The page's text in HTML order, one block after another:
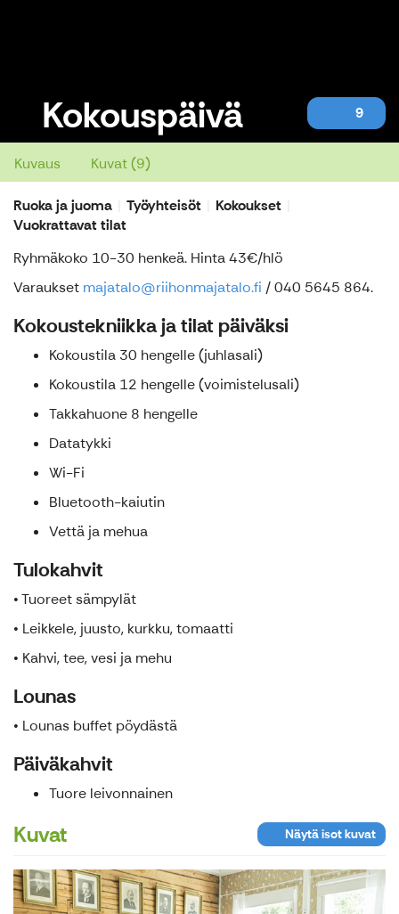
Kokouspäivä 9
Kokouspäivä
Kuvaus Kuvat (9)
Ruoka ja juoma Työyhteisöt
Kokoukset
Vuokrattavat tilat
Ryhmäkoko 10-30 henkeä. Hinta 43€/hlö
Varaukset majatalo@riihonmajatalo.fi / 040 5645 864.
Kokoustekniikka ja tilat päiväksi
Kokoustila 30 hengelle (juhlasali)
Kokoustila 12 hengelle (voimistelusali)
Takkahuone 8 hengelle
Datatykki
Wi-Fi
Bluetooth-kaiutin
Vettä ja mehua
Tulokahvit
• Tuoreet sämpylät
• Leikkele, juusto, kurkku, tomaatti
• Kahvi, tee, vesi ja mehu
Lounas
• Lounas buffet pöydästä
Päiväkahvit
Tuore leivonnainen
Kuvat Näytä isot kuvat